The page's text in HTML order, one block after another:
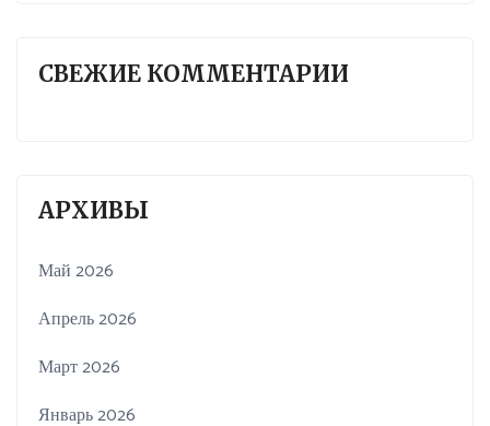
СВЕЖИЕ КОММЕНТАРИИ
АРХИВЫ
Май 2026
Апрель 2026
Март 2026
Январь 2026